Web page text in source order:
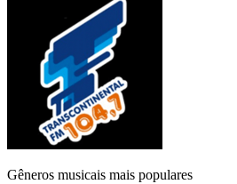
Gêneros musicais mais populares